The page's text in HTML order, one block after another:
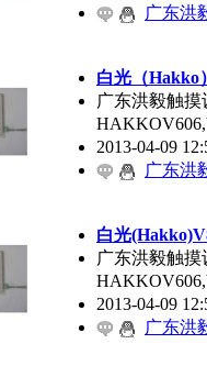
广东洪
白光（Hakko
广东洪毅触
2013-04-09
广东洪
白光
广东洪毅触
2013-04-09
广东洪